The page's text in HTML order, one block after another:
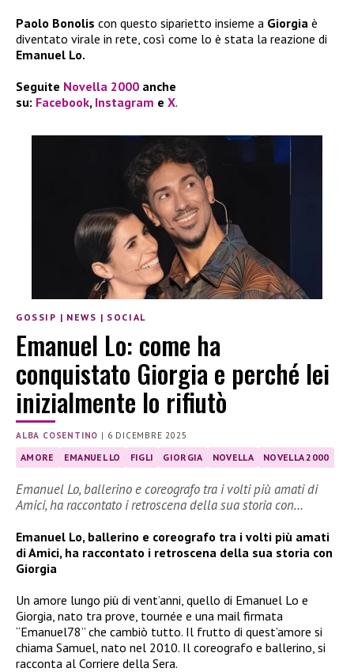
Paolo Bonolis con questo siparietto insieme a Giorgia è
diventato virale in rete, così come lo è stata la reazione di
Emanuel Lo.
Seguite Novella 2000 anche
su: Facebook, Instagram e X.
GOSSIP | NEWS | SOCIAL
Emanuel Lo: come ha
conquistato Giorgia e perché lei
inizialmente lo rifiutò
ALBA COSENTINO | 6 DICEMBRE 2025
AMORE EMANUEL LO FIGLI GIORGIA NOVELLA NOVELLA 2000
Emanuel Lo, ballerino e coreografo tra i volti più amati di
Amici, ha raccontato i retroscena della sua storia con…
Emanuel Lo, ballerino e coreografo tra i volti più amati
di Amici, ha raccontato i retroscena della sua storia con
Giorgia
Un amore lungo più di vent’anni, quello di Emanuel Lo e
Giorgia, nato tra prove, tournée e una mail firmata
“Emanuel78” che cambiò tutto. Il frutto di quest’amore si
chiama Samuel, nato nel 2010. Il coreografo e ballerino, si
racconta al Corriere della Sera.